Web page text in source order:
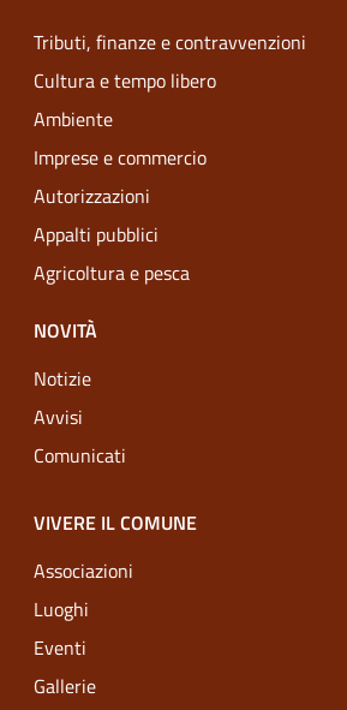
Tributi, finanze e contravvenzioni
Cultura e tempo libero
Ambiente
Imprese e commercio
Autorizzazioni
Appalti pubblici
Agricoltura e pesca
NOVITÀ
Notizie
Avvisi
Comunicati
VIVERE IL COMUNE
Associazioni
Luoghi
Eventi
Gallerie